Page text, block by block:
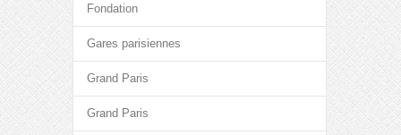
Fondation
Gares parisiennes
Grand Paris
Grand Paris